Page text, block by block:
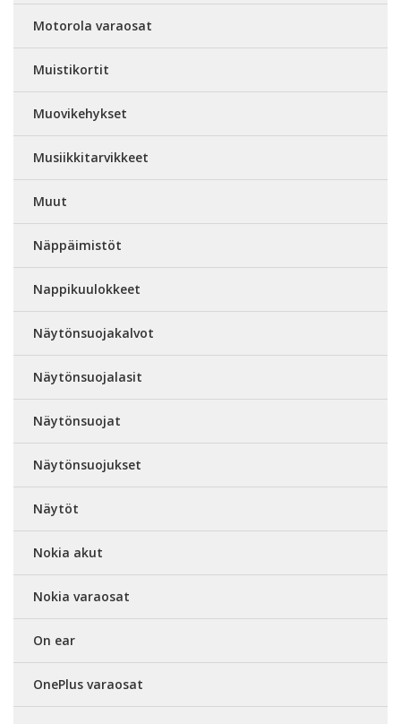
Motorola varaosat
Muistikortit
Muovikehykset
Musiikkitarvikkeet
Muut
Näppäimistöt
Nappikuulokkeet
Näytönsuojakalvot
Näytönsuojalasit
Näytönsuojat
Näytönsuojukset
Näytöt
Nokia akut
Nokia varaosat
On ear
OnePlus varaosat